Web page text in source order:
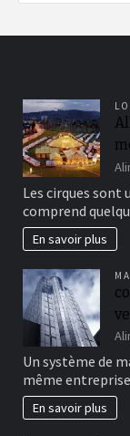
Les cirques sont
comprend
En savoir plus
Un système de
même
En savoir plus